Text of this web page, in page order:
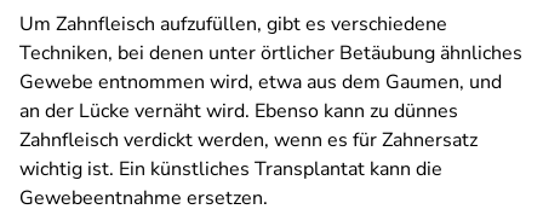
Um Zahnfleisch aufzufüllen, gibt es verschiedene
Techniken, bei denen unter örtlicher Betäubung ähnliches
Gewebe entnommen wird, etwa aus dem Gaumen, und
an der Lücke vernäht wird. Ebenso kann zu dünnes
Zahnfleisch verdickt werden, wenn es für Zahnersatz
wichtig ist. Ein künstliches Transplantat kann die
Gewebeentnahme ersetzen.